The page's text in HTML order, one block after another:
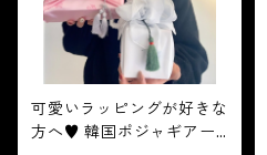
可愛いラッピングが好きな
方へ♥ 韓国ポジャギアー